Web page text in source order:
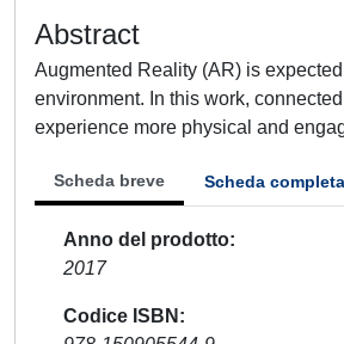
Abstract
Augmented Reality (AR) is
environment. In this work,
experience more physical and
Scheda breve Scheda completa
Anno del prodotto
2017
Codice ISBN